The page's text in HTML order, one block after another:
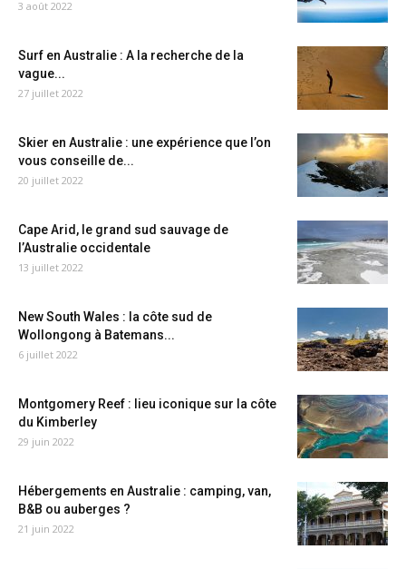
3 août 2022
Surf en Australie : A la recherche de la
vague...
27 juillet 2022
Skier en Australie : une expérience que l’on
vous conseille de...
20 juillet 2022
Cape Arid, le grand sud sauvage de
l’Australie occidentale
13 juillet 2022
New South Wales : la côte sud de
Wollongong à Batemans...
6 juillet 2022
Montgomery Reef : lieu iconique sur la côte
du Kimberley
29 juin 2022
Hébergements en Australie : camping, van,
B&B ou auberges ?
21 juin 2022